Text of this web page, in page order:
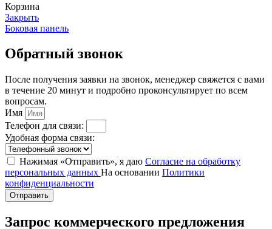
Корзина
Закрыть
Боковая панель
Обратный звонок
После получения заявки на звонок, менеджер свяжется с вами
в течение 20 минут и подробно проконсультирует по всем
вопросам.
Имя
Телефон для связи:
Удобная форма связи:
Нажимая «Отправить», я даю Согласие на обработку
персональных данных На основании Политики
конфиденциальности
Отправить
Запрос коммерческого предложения